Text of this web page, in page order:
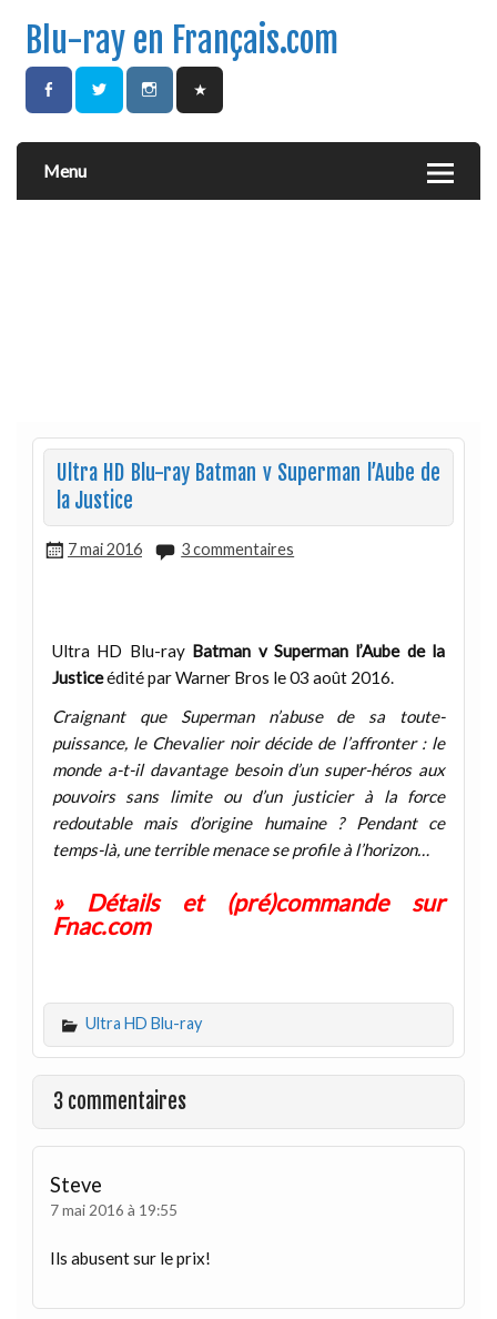
Blu-ray en Français.com
Menu
Ultra HD Blu-ray Batman v Superman l’Aube de
la Justice
7 mai 2016 3 commentaires
Ultra HD Blu-ray Batman v Superman l’Aube de la
Justiceédité par Warner Bros le 03 août 2016.
Craignant que Superman n’abuse de sa toute-
puissance, le Chevalier noir décide de l’affronter : le
monde a-t-il davantage besoin d’un super-héros aux
pouvoirs sans limite ou d’un justicier à la force
redoutable mais d’origine humaine ? Pendant ce
temps-là, une terrible menace se profile à l’horizon…
» Détails et (pré)commande sur
Fnac.com
Ultra HD Blu-ray
3 commentaires
Steve
7 mai 2016 à 19:55
Ils abusent sur le prix!